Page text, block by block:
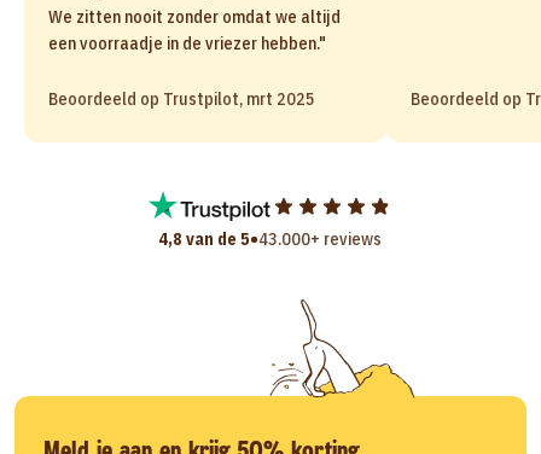
We zitten nooit zonder omdat we altijd
een voorraadje in de vriezer hebben."
Beoordeeld op Trustpilot, mrt 2025 Beoordeeld op
4,8 van de 5•43.000+ reviews